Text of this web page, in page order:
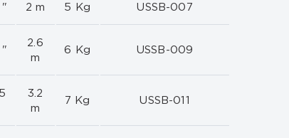
" 2 m 5 Kg USSB-007
"
2.6
m
6 Kg USSB-009
3.2
m
7 Kg USSB-011